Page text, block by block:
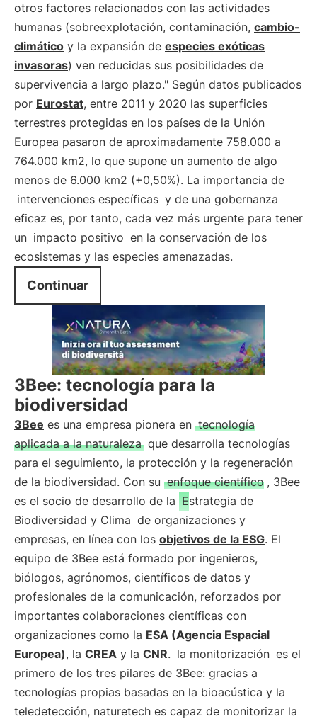
otros factores relacionados con las actividades
humanas (sobreexplotación, contaminación, cambio-
climático y la expansión de especies exóticas
invasoras) ven reducidas sus posibilidades de
supervivencia a largo plazo." Según datos publicados
por Eurostat, entre 2011 y 2020 las superficies
terrestres protegidas en los países de la Unión
Europea pasaron de aproximadamente 758.000 a
764.000 km2, lo que supone un aumento de algo
menos de 6.000 km2 (+0,50%). La importancia de
intervenciones específicas y de una gobernanza
eficaz es, por tanto, cada vez más urgente para tener
un impacto positivo en la conservación de los
ecosistemas y las especies amenazadas.
Continuar
3Bee: tecnología para la
biodiversidad
3Bee es una empresa pionera en tecnología
aplicada a la naturaleza que desarrolla tecnologías
para el seguimiento, la protección y la regeneración
de la biodiversidad. Con su enfoque científico , 3Bee
es el socio de desarrollo de la Estrategia de
Biodiversidad y Clima de organizaciones y
empresas, en línea con los objetivos de la ESG. El
equipo de 3Bee está formado por ingenieros,
biólogos, agrónomos, científicos de datos y
profesionales de la comunicación, reforzados por
importantes colaboraciones científicas con
organizaciones como la ESA (Agencia Espacial
Europea), la CREA y la CNR. la monitorización es el
primero de los tres pilares de 3Bee: gracias a
tecnologías propias basadas en la bioacústica y la
teledetección, naturetech es capaz de monitorizar la